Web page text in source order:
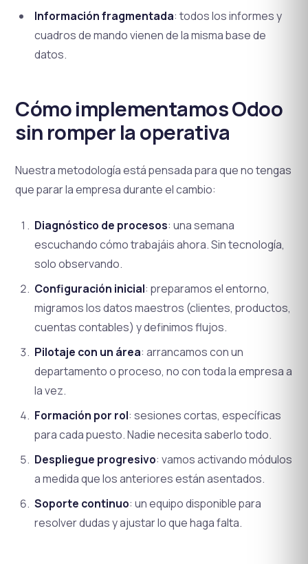
Información fragmentada: todos los informes y
cuadros de mando vienen de la misma base de
datos.
Cómo implementamos Odoo
sin romper la operativa
Nuestra metodología está pensada para que no tengas
que parar la empresa durante el cambio:
Diagnóstico de procesos: una semana
escuchando cómo trabajáis ahora. Sin tecnología,
solo observando.
Configuración inicial: preparamos el entorno,
migramos los datos maestros (clientes, productos,
cuentas contables) y definimos flujos.
Pilotaje con un área: arrancamos con un
departamento o proceso, no con toda la empresa a
la vez.
Formación por rol: sesiones cortas, específicas
para cada puesto. Nadie necesita saberlo todo.
Despliegue progresivo: vamos activando módulos
a medida que los anteriores están asentados.
Soporte continuo: un equipo disponible para
resolver dudas y ajustar lo que haga falta.